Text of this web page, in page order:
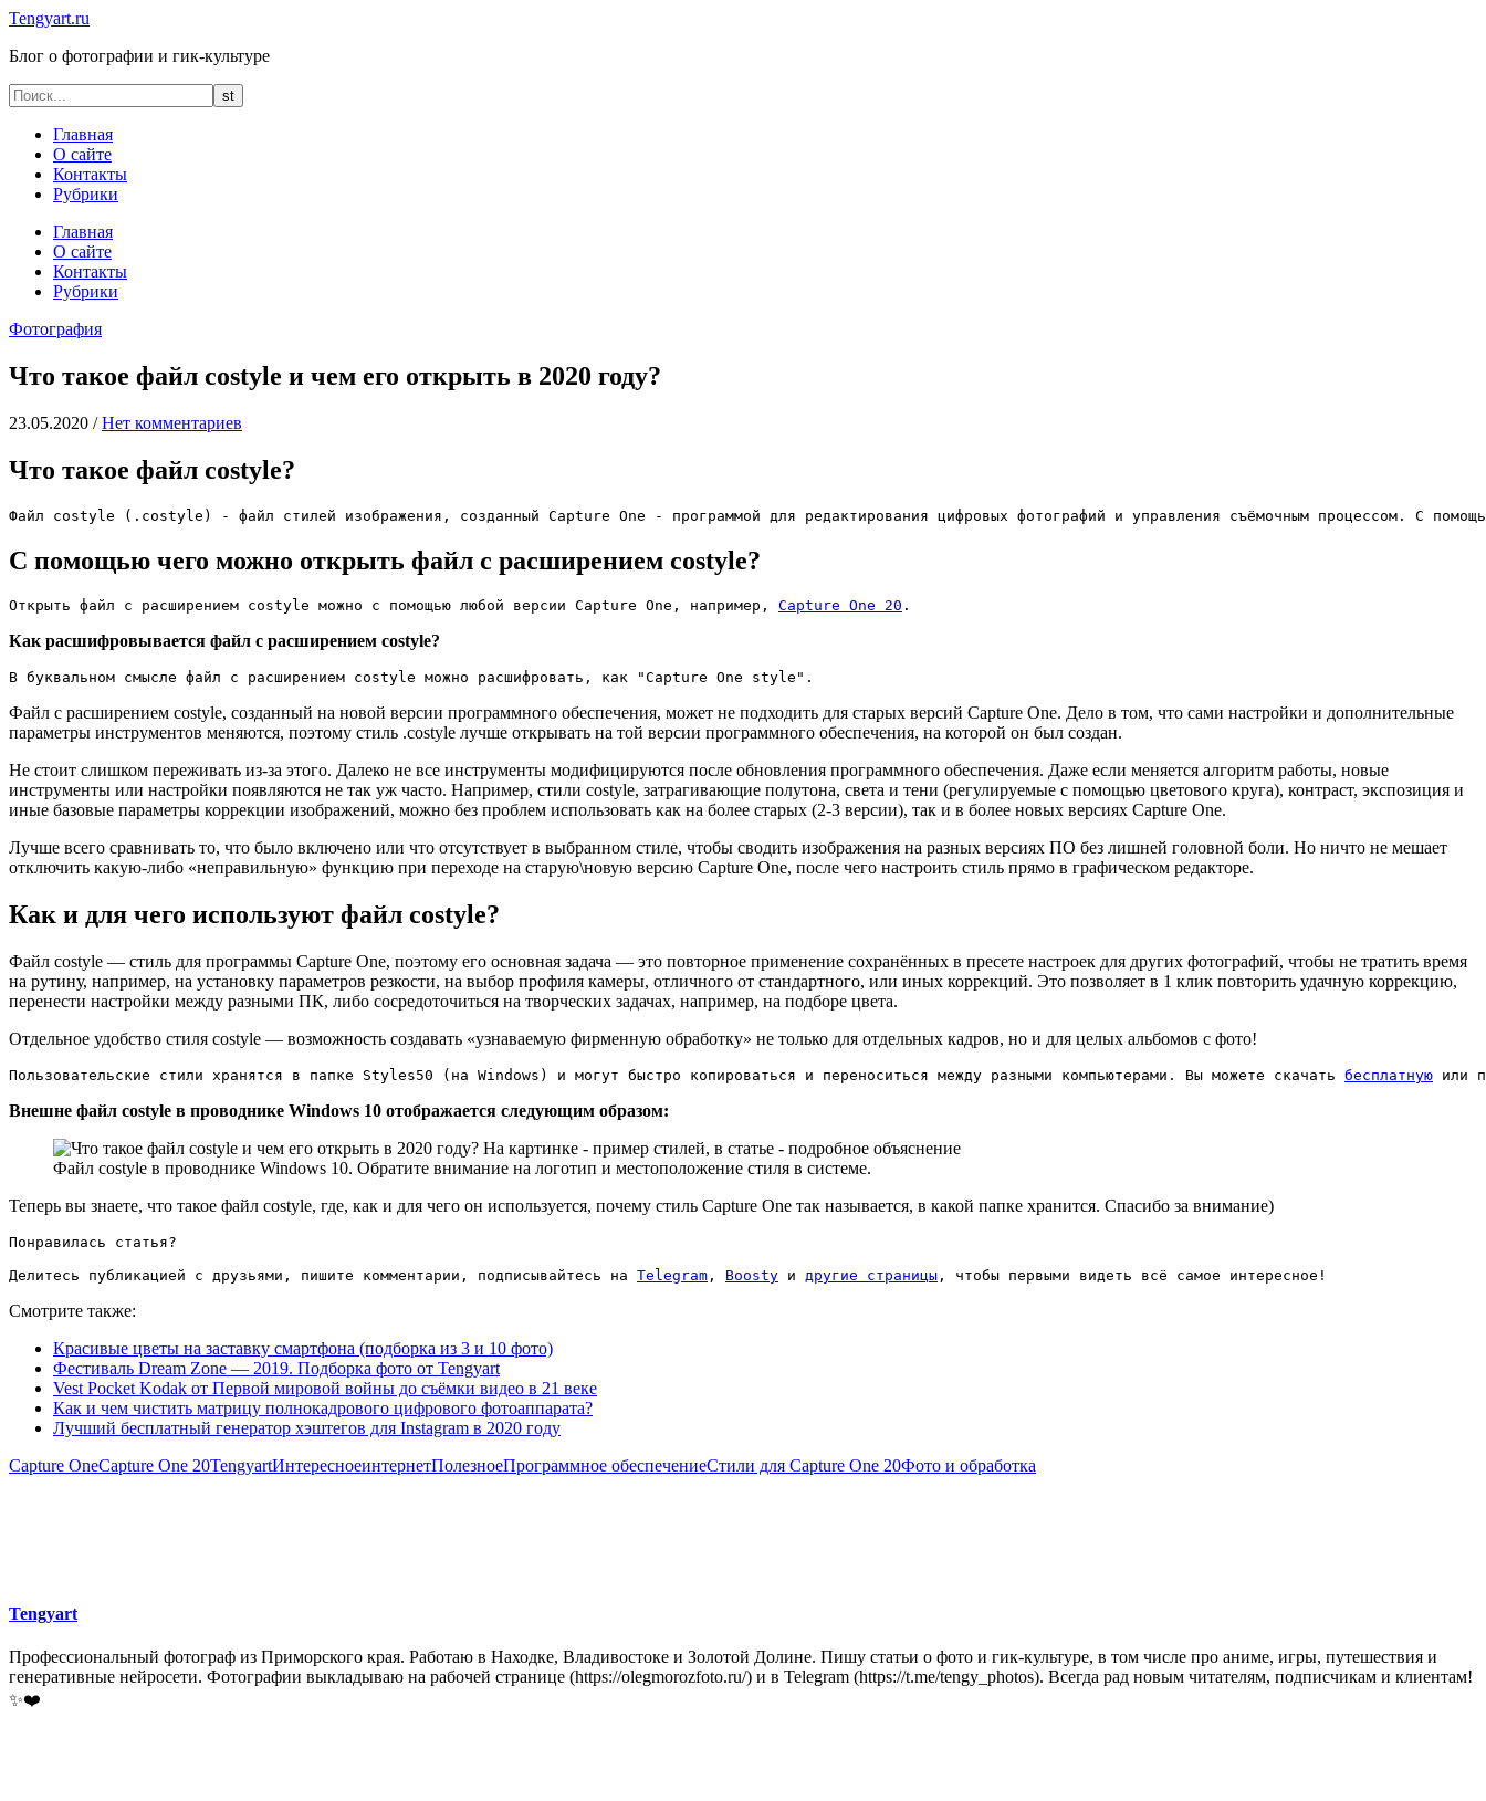
Tengyart.ru
Блог о фотографии и гик-культуре
Главная
О сайте
Контакты
Рубрики
Главная
О сайте
Контакты
Рубрики
Фотография
Что такое файл costyle и чем его открыть в 2020 году?
23.05.2020 / Нет комментариев
Что такое файл costyle?
Файл costyle (.costyle) - файл стилей изображения, созданный Capture One - программой для редактирования цифровых фотографий и управления съёмочным процессом. С
С помощью чего можно открыть файл с расширением costyle?
Открыть файл с расширением costyle можно с помощью любой версии Capture One, например, Capture One 20 .
Как расшифровывается файл с расширением costyle?
В буквальном смысле файл с расширением costyle можно расшифровать, как "Capture One style".
Файл с расширением costyle, созданный на новой версии программного обеспечения, может не подходить для старых версий Capture One. Дело в том, что сами настройки и дополнительные
параметры инструментов меняются, поэтому стиль .costyle лучше открывать на той версии программного обеспечения, на которой он был создан.
Не стоит слишком переживать из-за этого. Далеко не все инструменты модифицируются после обновления программного обеспечения. Даже если меняется алгоритм работы, новые
инструменты или настройки появляются не так уж часто. Например, стили costyle, затрагивающие полутона, света и тени (регулируемые с помощью цветового круга), контраст, экспозиция и
иные базовые параметры коррекции изображений, можно без проблем использовать как на более старых (2-3 версии), так и в более новых версиях Capture One.
Лучше всего сравнивать то, что было включено или что отсутствует в выбранном стиле, чтобы сводить изображения на разных версиях ПО без лишней головной боли. Но ничто не мешает
отключить какую-либо «неправильную» функцию при переходе на старую\новую версию Capture One, после чего настроить стиль прямо в графическом редакторе.
Как и для чего используют файл costyle?
Файл costyle — стиль для программы Capture One, поэтому его основная задача — это повторное применение сохранённых в пресете настроек для других фотографий, чтобы не тратить время
на рутину, например, на установку параметров резкости, на выбор профиля камеры, отличного от стандартного, или иных коррекций. Это позволяет в 1 клик повторить удачную коррекцию,
перенести настройки между разными ПК, либо сосредоточиться на творческих задачах, например, на подборе цвета.
Отдельное удобство стиля costyle — возможность создавать «узнаваемую фирменную обработку» не только для отдельных кадров, но и для целых альбомов с фото!
Пользовательские стили хранятся в папке Styles50 (на Windows) и могут быстро копироваться и переноситься между разными компьютерами. Вы можете скачать бесплатную или
Внешне файл costyle в проводнике Windows 10 отображается следующим образом:
Файл costyle в проводнике Windows 10. Обратите внимание на логотип и местоположение стиля в системе.
Теперь вы знаете, что такое файл costyle, где, как и для чего он используется, почему стиль Capture One так называется, в какой папке хранится. Спасибо за внимание)
Понравилась статья?
Делитесь публикацией с друзьями, пишите комментарии, подписывайтесь на Telegram , Boosty и другие страницы , чтобы первыми видеть всё самое интересное!
Смотрите также:
Красивые цветы на заставку смартфона (подборка из 3 и 10 фото)
Фестиваль Dream Zone — 2019. Подборка фото от Tengyart
Vest Pocket Kodak от Первой мировой войны до съёмки видео в 21 веке
Как и чем чистить матрицу полнокадрового цифрового фотоаппарата?
Лучший бесплатный генератор хэштегов для Instagram в 2020 году
Capture OneCapture One 20TengyartИнтересноеинтернетПолезноеПрограммное обеспечениеСтили для Capture One 20Фото и обработка
Tengyart
Профессиональный фотограф из Приморского края. Работаю в Находке, Владивостоке и Золотой Долине. Пишу статьи о фото и гик-культуре, в том числе про аниме, игры, путешествия и
генеративные нейросети. Фотографии выкладываю на рабочей странице (https://olegmorozfoto.ru/) и в Telegram (https://t.me/tengy_photos). Всегда рад новым читателям, подписчикам и клиентам!
✨❤️